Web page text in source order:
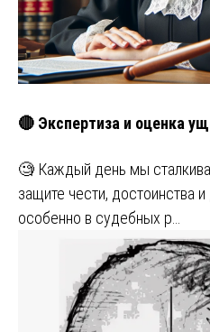
🔴 Экспертиза и оценка
🧐 Каждый день мы
защите чести, достоинства
особенно в судебных р…